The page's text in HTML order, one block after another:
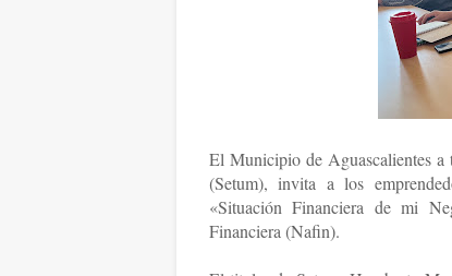
El Municipio de Aguascalientes a
(Setum), invita a los
«Situación Financiera de mi
Financiera (Nafin).